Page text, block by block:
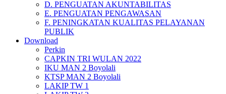
D. PENGUATAN AKUNTABILITAS
E. PENGUATAN PENGAWASAN
F. PENINGKATAN KUALITAS PELAYANAN
PUBLIK
Download
Perkin
CAPKIN TRI WULAN 2022
IKU MAN 2 Boyolali
KTSP MAN 2 Boyolali
LAKIP TW 1